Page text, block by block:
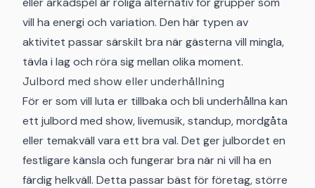
vill ha energi och variation. Den här typen av
aktivitet passar särskilt bra när gästerna vill mingla,
tävla i lag och röra sig mellan olika moment.
Julbord med show eller underhållning
För er som vill luta er tillbaka och bli underhållna kan
ett julbord med show, livemusik, standup, mordgåta
eller temakväll vara ett bra val. Det ger julbordet en
festligare känsla och fungerar bra när ni vill ha en
färdig helkväll. Detta passar bäst för företag, större